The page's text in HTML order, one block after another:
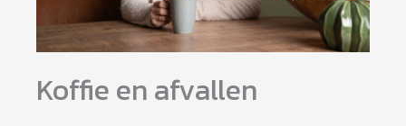
Koffie en afvallen